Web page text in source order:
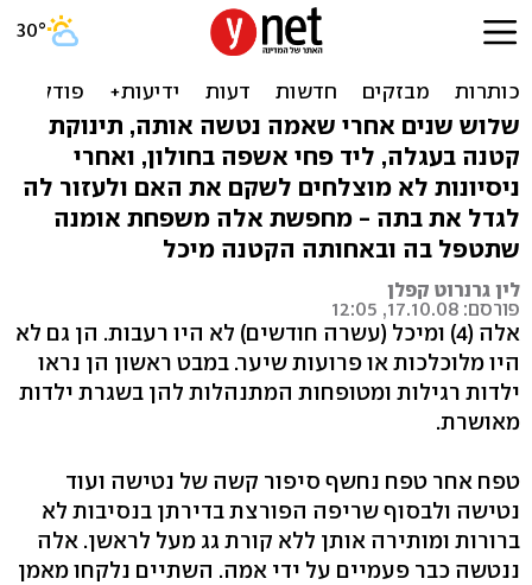
התינוקת שננטשה בחדר
אשפה מחפשת בית
שלוש שנים אחרי שאמה נטשה אותה, תינוקת
קטנה בעגלה, ליד פחי אשפה בחולון, ואחרי
ניסיונות לא מוצלחים לשקם את האם ולעזור לה
לגדל את בתה - מחפשת אלה משפחת אומנה
שתטפל בה ובאחותה הקטנה מיכל
לין גרנרוט קפלן
פורסם: 17.10.08, 12:05
אלה (4) ומיכל (עשרה חודשים) לא היו רעבות. הן גם לא
היו מלוכלכות או פרועות שיער. במבט ראשון הן נראו
ילדות רגילות ומטופחות המתנהלות להן בשגרת ילדות
מאושרת.
טפח אחר טפח נחשף סיפור קשה של נטישה ועוד
נטישה ולבסוף שריפה הפורצת בדירתן בנסיבות לא
ברורות ומותירה אותן ללא קורת גג מעל לראשן. אלה
ננטשה כבר פעמיים על ידי אמה. השתיים נלקחו מאמן